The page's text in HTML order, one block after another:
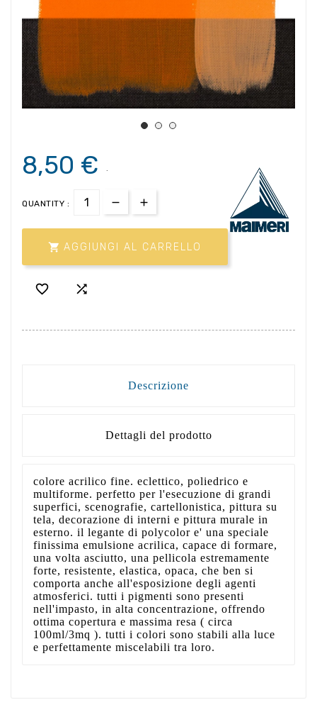
8,50 € .
QUANTITY :
 AGGIUNGI AL CARRELLO
 
Descrizione
Dettagli del prodotto
colore acrilico fine. eclettico, poliedrico e
multiforme. perfetto per l'esecuzione di grandi
superfici, scenografie, cartellonistica, pittura su
tela, decorazione di interni e pittura murale in
esterno. il legante di polycolor e' una speciale
finissima emulsione acrilica, capace di formare,
una volta asciutto, una pellicola estremamente
forte, resistente, elastica, opaca, che ben si
comporta anche all'esposizione degli agenti
atmosferici. tutti i pigmenti sono presenti
nell'impasto, in alta concentrazione, offrendo
ottima copertura e massima resa ( circa
100ml/3mq ). tutti i colori sono stabili alla luce
e perfettamente miscelabili tra loro.